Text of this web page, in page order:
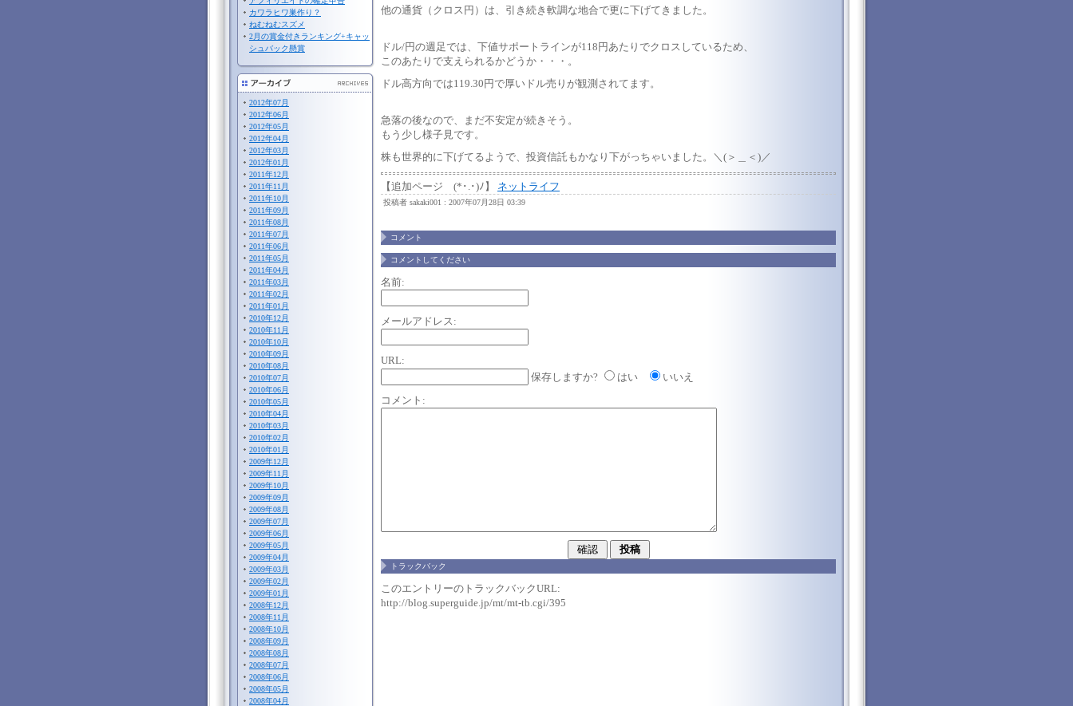
カワラヒワ巣作り？
ねむねむスズメ
2月の賞金付きランキング+キャッ
シュバック懸賞
2012年07月
2012年06月
2012年05月
2012年04月
2012年03月
2012年01月
2011年12月
2011年11月
2011年10月
2011年09月
2011年08月
2011年07月
2011年06月
2011年05月
2011年04月
2011年03月
2011年02月
2011年01月
2010年12月
2010年11月
2010年10月
2010年09月
2010年08月
2010年07月
2010年06月
2010年05月
2010年04月
2010年03月
2010年02月
2010年01月
2009年12月
2009年11月
2009年10月
2009年09月
2009年08月
2009年07月
2009年06月
2009年05月
2009年04月
2009年03月
2009年02月
2009年01月
2008年12月
2008年11月
2008年10月
2008年09月
2008年08月
2008年07月
2008年06月
2008年05月
2008年04月
他の通貨（クロス円）は、引き続き軟調な地合で更に下げてきました。
ドル/円の週足では、下値サポートラインが118円あたりでクロスしているため、
このあたりで支えられるかどうか・・・。
ドル高方向では119.30円で厚いドル売りが観測されてます。
急落の後なので、まだ不安定が続きそう。
もう少し様子見です。
株も世界的に下げてるようで、投資信託もかなり下がっちゃいました。＼(＞＿＜)／
【追加ページ (*･.･)ﾉ】 ネットライフ
投稿者 sakaki001 : 2007年07月28日 03:39
コメント
コメントしてください
名前:
メールアドレス:
URL:
保存しますか?
はい
いいえ
コメント:
トラックバック
このエントリーのトラックバックURL:
http://blog.superguide.jp/mt/mt-tb.cgi/395